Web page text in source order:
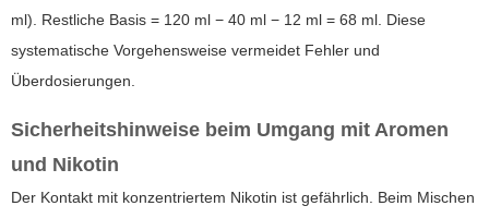
ml). Restliche Basis = 120 ml − 40 ml − 12 ml = 68 ml. Diese
systematische Vorgehensweise vermeidet Fehler und
Überdosierungen.
Sicherheitshinweise beim Umgang mit Aromen
und Nikotin
Der Kontakt mit konzentriertem Nikotin ist gefährlich. Beim Mischen